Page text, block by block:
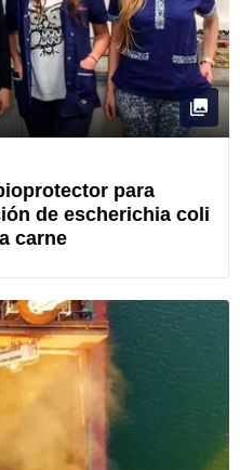
para
de escherichia coli
carne